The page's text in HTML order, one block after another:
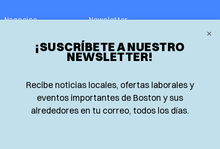
×
¡SUSCRÍBETE A NUESTRO
NEWSLETTER!
Recibe noticias locales, ofertas laborales y
eventos importantes de Boston y sus
alrededores en tu correo, todos los días.
Negocios
Real Estate
Guía de Recursos
Newsletter
Edición impresa
Advertise with us